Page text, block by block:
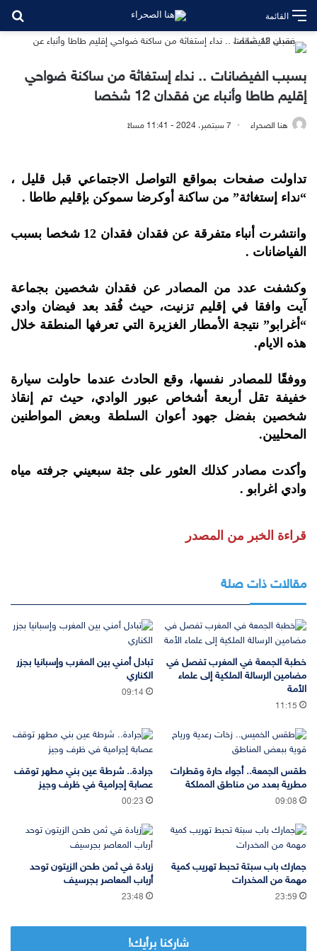
القائمة
بسبب الفيضانات .. نداء إستغاثة من ساكنة ضواحي
إقليم طاطا وأنباء عن فقدان 12 شخصا
هنا الصحراء 7 سبتمبر، 2024 - 11:41 مساءً
تداولت صفحات بمواقع التواصل الاجتماعي قبل قليل ،
“نداء إستغاثة” من ساكنة أوكرضا سموكن بإقليم طاطا .
وانتشرت أنباء متفرقة عن فقدان فقدان 12 شخصا بسبب
الفياضانات .
وكشفت عدد من المصادر عن فقدان شخصين بجماعة
آيت وافقا في إقليم تزنيت، حيث فُقد بعد فيضان وادي
“أغرابو” نتيجة الأمطار الغزيرة التي تعرفها المنطقة خلال
هذه الايام.
ووفقًا للمصادر نفسها، وقع الحادث عندما حاولت سيارة
خفيفة تقل أربعة أشخاص عبور الوادي، حيث تم إنقاذ
شخصين بفضل جهود أعوان السلطة وبعض المواطنين
المحليين.
وأكدت مصادر كذلك العثور على جثة سبعيني جرفته مياه
وادي اغرابو .
قراءة الخبر من المصدر
مقالات ذات صلة
خطبة الجمعة في المغرب تفصل في
مضامين الرسالة الملكية إلى علماء
الأمة
11:15
تبادل أمني بين المغرب وإسبانيا بجزر
الكناري
09:14
طقس الجمعة.. أجواء حارة وقطرات
مطرية بعدد من مناطق المملكة
09:08
جرادة.. شرطة عين بني مطهر توقف
عصابة إجرامية في ظرف وجيز
00:23
جمارك باب سبتة تحبط تهريب كمية
مهمة من المخدرات
23:59
زيادة في ثمن طحن الزيتون توحد
أرباب المعاصر بجرسيف
23:48
شاركنا برأيك!